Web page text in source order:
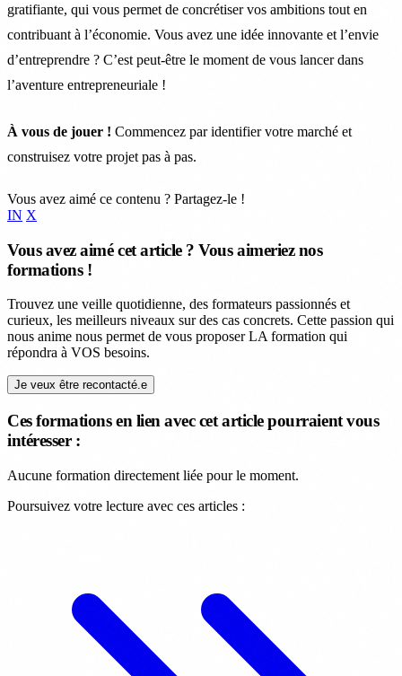
gratifiante, qui vous permet de concrétiser vos ambitions tout en
contribuant à l’économie. Vous avez une idée innovante et l’envie
d’entreprendre ? C’est peut-être le moment de vous lancer dans
l’aventure entrepreneuriale !
À vous de jouer ! Commencez par identifier votre marché et
construisez votre projet pas à pas.
Vous avez aimé ce contenu ? Partagez-le !
IN X
Vous avez aimé cet article ? Vous aimeriez nos
formations !
Trouvez une veille quotidienne, des formateurs passionnés et
curieux, les meilleurs niveaux sur des cas concrets. Cette passion qui
nous anime nous permet de vous proposer LA formation qui
répondra à VOS besoins.
Je veux être recontacté.e
Ces formations en lien avec cet article pourraient vous
intéresser :
Aucune formation directement liée pour le moment.
Poursuivez votre lecture avec ces articles :